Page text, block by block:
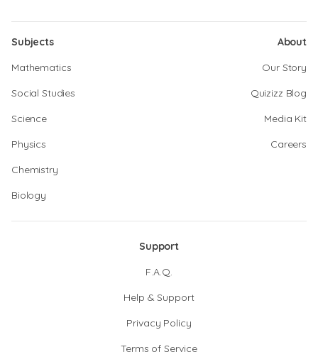
Subjects
Mathematics
Social Studies
Science
Physics
Chemistry
Biology
About
Our Story
Quizizz Blog
Media Kit
Careers
Support
F.A.Q.
Help & Support
Privacy Policy
Terms of Service